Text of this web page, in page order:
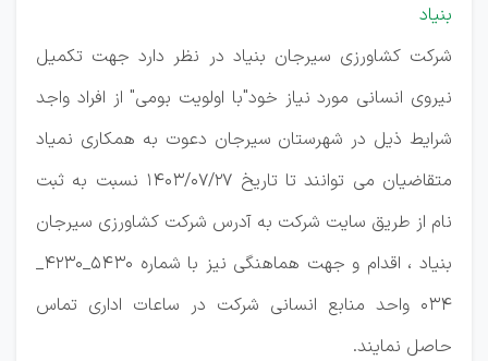
بنیاد
شرکت کشاورزی سیرجان بنیاد در نظر دارد جهت تکمیل
نیروی انسانی مورد نیاز خود"با اولویت بومی" از افراد واجد
شرایط ذیل در شهرستان سیرجان دعوت به همکاری نمیاد
متقاضیان می توانند تا تاریخ 1403/07/27 نسبت به ثبت
نام از طریق سایت شرکت به آدرس شرکت کشاورزی سیرجان
بنیاد ، اقدام و جهت هماهنگی نیز با شماره 5430_4230_
034 واحد منابع انسانی شرکت در ساعات اداری تماس
حاصل نمایند.